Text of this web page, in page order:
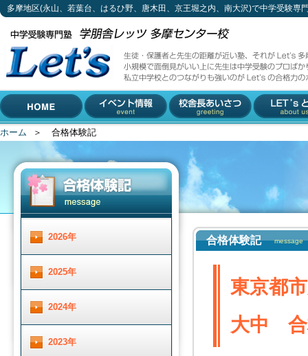
東京都市大学中・帝京大中・日大三中・宮崎日大中
多摩地区(永山、若葉台、はるひ野、唐木田、京王堀之内、南大沢)で中学受験専
私立中学校とのつながりも強いのがLet'sの合格力のポイントです。
多摩地区(永山、若葉台、は
るひ野、唐木田、京王堀之
内、南大沢)で中学受験専門
塾をお探しなら
042-310-3883 (受付時間 月～土 13 : 30 ～ 19 :00)
〒206-0033 東京都多摩市落合1-5-11 小林ビル2F
ホーム ＞ 合格体験記
合格体験記 message
東京都
大中 合
2026年
2025年
2024年
2023年
HOME イベント情報